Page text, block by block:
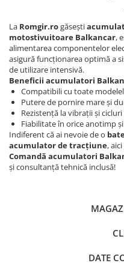
Duze Injector
Injectoare Balkancar
Pompe Alimentare
Pompe Injectie
Transmisie Balkancar
Alte Piese Transmisie
Ambreiaj
Cardan Transmisie
Convertizoare de Cuplu
Discuri Transmisie
Capete de Bară
La Romgir.rogăsești
motostivuitoare Balkancar,
alimentarea componentelor
asigură funcționarea optimă a
de utilizare intensivă.
Beneficii acumulatori
Compatibili cu toate
Putere de pornire mare și
Rezistență la vibrații și
Fiabilitate în orice anotimp
Indiferent că ai nevoie de o
acumulator de tracțiune,
Comandă acumulatori
și consultanță tehnică inclusă!
DATE